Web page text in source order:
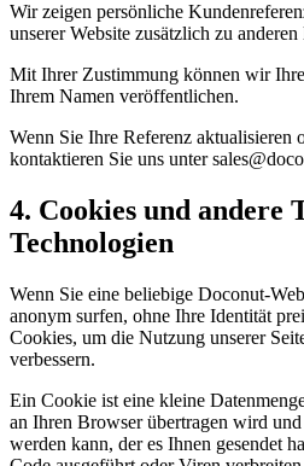
Wir zeigen persönliche
unserer Website zusätzlich zu
Mit Ihrer Zustimmung können wir
Ihrem Namen veröffentlichen.
Wenn Sie Ihre Referenz aktualisieren
kontaktieren Sie uns unter
4. Cookies und andere
Technologien
Wenn Sie eine beliebige Doconut-
anonym surfen, ohne Ihre Identität
Cookies, um die Nutzung unserer
verbessern.
Ein Cookie ist eine kleine
an Ihren Browser übertragen wird
werden kann, der es Ihnen gesendet